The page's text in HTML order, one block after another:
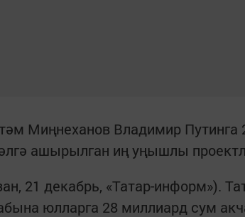
Миңнеханов Владимир
ашырылган иң уңышлы
21 декабрь, «Татар-информ»).
юлларга 28 миллиард сум